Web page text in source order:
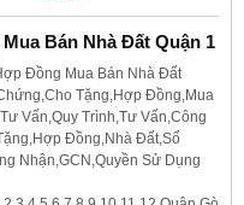
Bán Nhà Đất Quận 1
Đồng Mua Bán Nhà Đất
Tặng,Hợp Đồng,Mua
Vấn,Quy Trình,Tư Vấn,Công
Đồng,Nhà Đất,Sổ
Nhận,GCN,Quyền Sử Dụng